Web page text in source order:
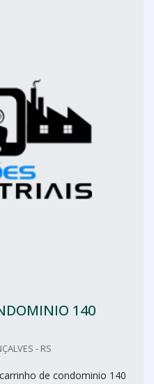
140
- RS
de condominio 140